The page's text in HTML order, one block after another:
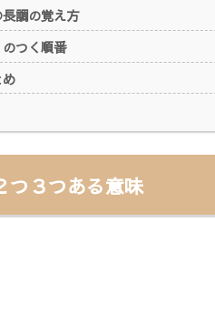
調の覚え方
つく順番
め
つ３つある意味